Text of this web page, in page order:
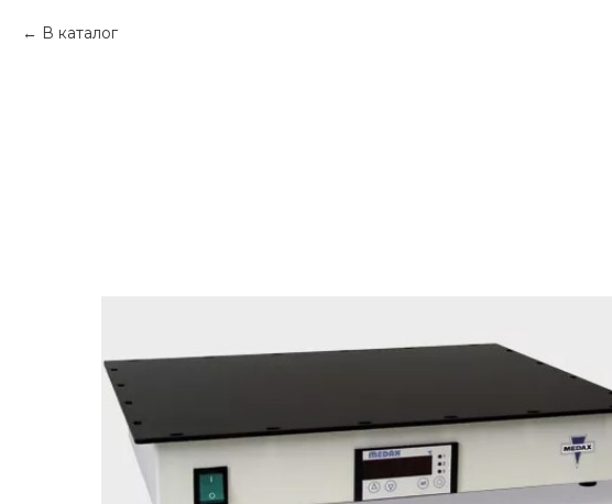
В каталог